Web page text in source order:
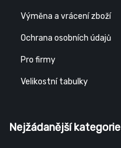
Výměna a vrácení zboží
Ochrana osobních údajů
Pro firmy
Velikostní tabulky
Nejžádanější kategorie